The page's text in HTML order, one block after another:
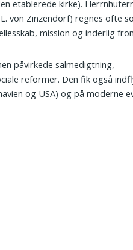
etablerede kirke).
von Zinzendorf) regnes ofte
mission og inderlig
påvirkede salmedigtning,
reformer. Den fik også
og USA) og på moderne